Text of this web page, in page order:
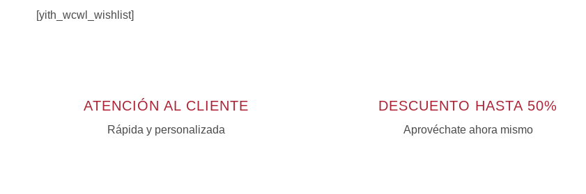
[yith_wcwl_wishlist]
ATENCIÓN AL CLIENTE
Rápida y personalizada
DESCUENTO HASTA 50%
Aprovéchate ahora mismo